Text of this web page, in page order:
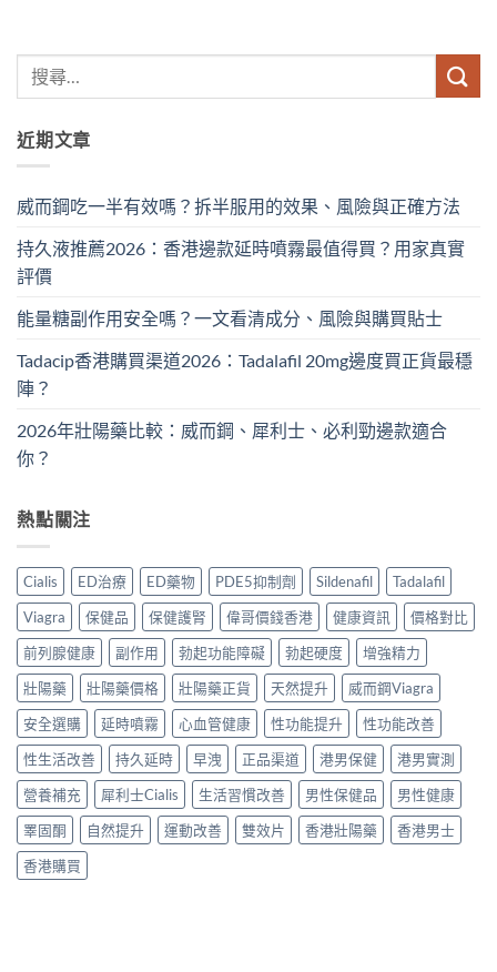
近期文章
威而鋼吃一半有效嗎？拆半服用的效果、風險與正確方法
持久液推薦2026：香港邊款延時噴霧最值得買？用家真實
評價
能量糖副作用安全嗎？一文看清成分、風險與購買貼士
Tadacip香港購買渠道2026：Tadalafil 20mg邊度買正貨最穩
陣？
2026年壯陽藥比較：威而鋼、犀利士、必利勁邊款適合
你？
熱點關注
Cialis ED治療 ED藥物 PDE5抑制劑 Sildenafil
Tadalafil
Viagra
保健品 保健護腎 偉哥價錢香港 健康資訊
價格對比
前列腺健康
副作用 勃起功能障礙 勃起硬度
增強精力
壯陽藥
壯陽藥價格 壯陽藥正貨 天然提升
威而鋼Viagra
安全選購
延時噴霧 心血管健康 性功能提升
性功能改善
性生活改善
持久延時 早洩 正品渠道 港男保健
港男實測
營養補充
犀利士Cialis 生活習慣改善 男性保健品
男性健康
睪固酮
自然提升 運動改善 雙效片 香港壯陽藥
香港男士
香港購買